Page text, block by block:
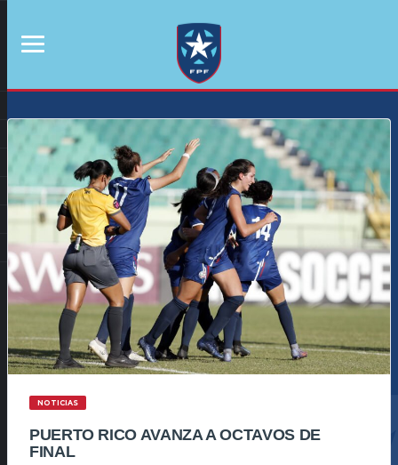
NOTICIAS
PUERTO RICO AVANZA A OCTAVOS DE
FINAL